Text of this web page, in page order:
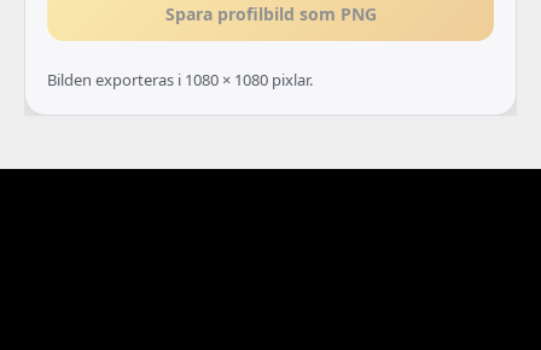
Spara profilbild som PNG
Bilden exporteras i 1080 × 1080 pixlar.